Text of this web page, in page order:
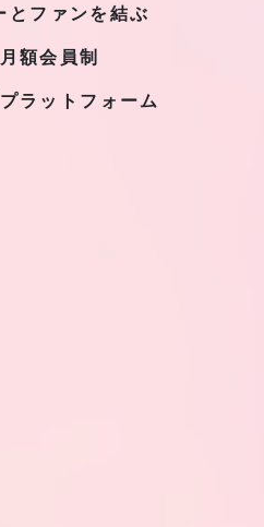
とファンを結ぶ
額会員制
ラットフォーム